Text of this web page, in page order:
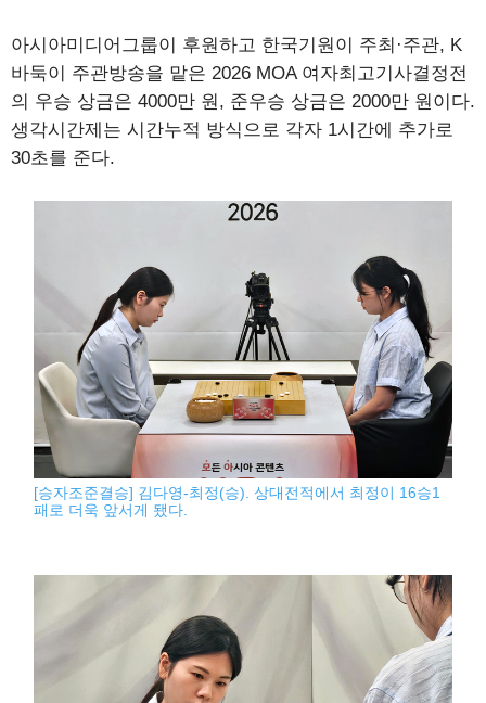
아시아미디어그룹이 후원하고 한국기원이 주최·주관, K
바둑이 주관방송을 맡은 2026 MOA 여자최고기사결정전
의 우승 상금은 4000만 원, 준우승 상금은 2000만 원이다.
생각시간제는 시간누적 방식으로 각자 1시간에 추가로
30초를 준다.
[승자조준결승] 김다영-최정(승). 상대전적에서 최정이 16승1
패로 더욱 앞서게 됐다.